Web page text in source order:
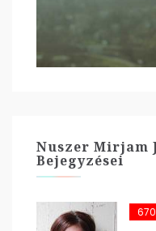
Nuszer Mirjam
Bejegyzései